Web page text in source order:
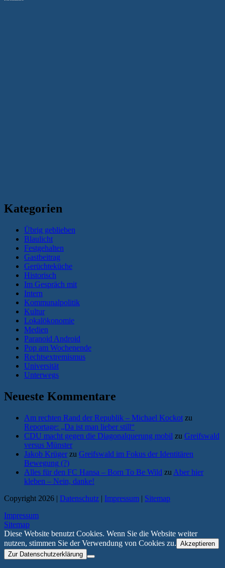
Kategorien
Übrig geblieben
Blaulicht
Festgehalten
Gastbeitrag
Gerüchteküche
Historisch
Im Gespräch mit
Intern
Kommunalpolitik
Kultur
Lokalökonomie
Medien
Paranoid Android
Pop am Wochenende
Rechtsextremismus
Universität
Unterwegs
Neueste Kommentare
Am rechten Rand der Republik – Michael Kockot zu
Reportage: „Da ist man lieber still“
CDU macht gegen die Diagonalquerung mobil zu Greifswald
versus Münster
Jakob Krüger zu Greifswald im Fokus der Identitären
Bewegung (?)
Alles für den FC Hansa – Born To Be Wild zu Aber hier
kleben – Nein, danke!
Copyright 2026 | Datenschutz | Impressum | Sitemap
Impressum
Sitemap
Diese Website benutzt Cookies. Wenn Sie die Website weiter
nutzen, stimmen Sie der Verwendung von Cookies zu. Akzeptieren
Zur Datenschutzerklärung